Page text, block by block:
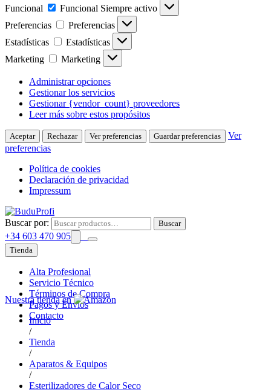
Funcional Funcional Siempre activo
Preferencias
Preferencias
Estadísticas
Estadísticas
Marketing
Marketing
Administrar opciones
Gestionar los servicios
Gestionar {vendor_count} proveedores
Leer más sobre estos propósitos
Aceptar Rechazar Ver preferencias Guardar preferencias
Ver
preferencias
Política de cookies
Declaración de privacidad
Impressum
Buscar por: Buscar
+34 603 470 905
Tienda
Alta Profesional
Servicio Técnico
Términos de Compra
Pagos y Envíos
Contacto
Nuestra tienda en
Inicio
/
Tienda
/
Aparatos & Equipos
/
Esterilizadores de Calor Seco